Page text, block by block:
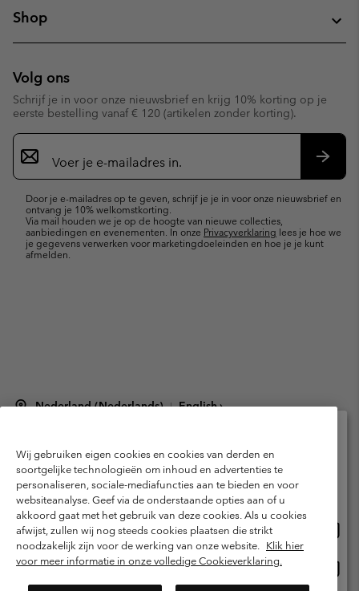
Shop
Volg ons
Schrijf je in voor onze nieuwsbrief en krijg 10% korting op je
eerste bestelling vanaf € 120 (artikelen zonder korting).
Aanmelden
voor
e-
Door je e-mailadres op te geven, schrijf je je in voor onze nieuwsbrief en
ontvang je 10% welkomstkorting.
Via mail houden we je op de hoogte van nieuwe collecties,
aanbiedingen en evenementen. In onze Privacyverklaring lees je hoe we
je gegevens verwerken voor marketingdoeleinden en hoe je je kunt
afmelden.
Nederland (Nederlands) | English ›
Gebruiksvoorwaarden
Verkoopvoorwaarden
Garantie
Privacybeleid
Gebruiksvoorwaarden voor lidmaatschap
Voorwaarden voor door gebruikers gegenereerde inhoud
Impressum
Cookies
Public CBCR
Wij gebruiken eigen cookies en cookies van derden en
soortgelijke technologieën om inhoud en advertenties te
personaliseren, sociale-mediafuncties aan te bieden en voor
websiteanalyse. Geef via de onderstaande opties aan of u
akkoord gaat met het gebruik van deze cookies. Als u cookies
afwijst, zullen wij nog steeds cookies plaatsen die strikt
noodzakelijk zijn voor de werking van onze website. Klik hier
voor meer informatie in onze volledige Cookieverklaring.
Selecteer je verzendlocatie en taal
Online shoppen beschikbaar
United States
Netherlands-English